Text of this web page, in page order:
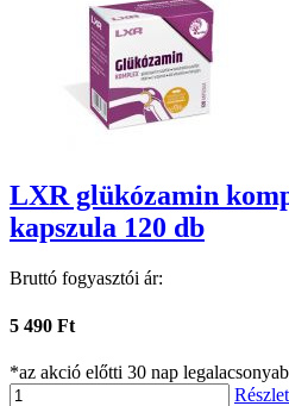
LXR glükózamin
kapszula 120 db
Bruttó fogyasztói ár:
5 490 Ft
*az akció előtti 30 nap